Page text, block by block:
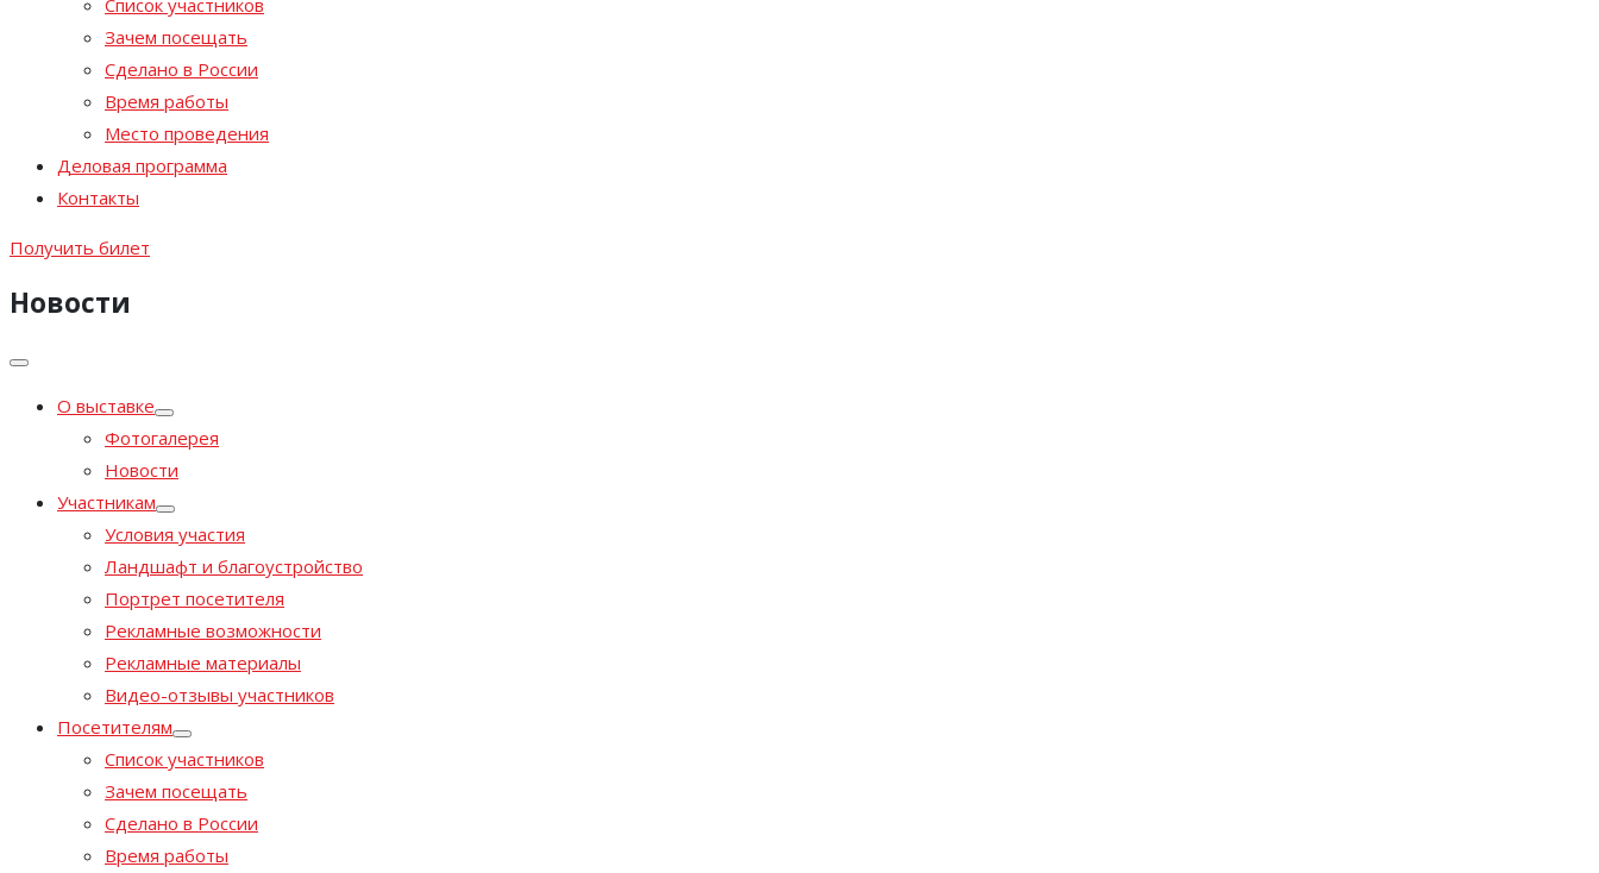
Список участников
Зачем посещать
Сделано в России
Время работы
Место проведения
Деловая программа
Контакты
Получить билет
Новости
О выставке
Фотогалерея
Новости
Участникам
Условия участия
Ландшафт и благоустройство
Портрет посетителя
Рекламные возможности
Рекламные материалы
Видео-отзывы участников
Посетителям
Список участников
Зачем посещать
Сделано в России
Время работы